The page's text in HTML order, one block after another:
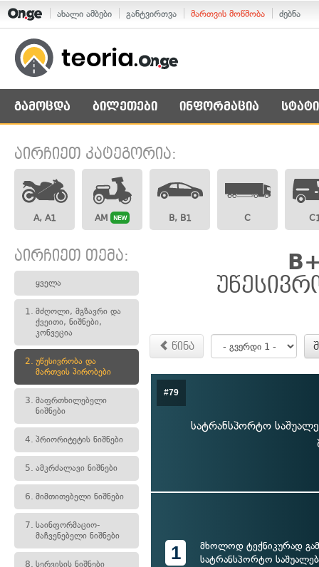
ახალი ამბები განტვირთვა მართვის მოწმობა ძებნა
გამოცდა ბილეთები ინფორმაცია
აირჩიეთ კატეგორია:
A, A1 AM NEW B, B1 C
აირჩიეთ თემა:
ყველა
1. მძღოლი, მგზავრი და
ქვეითი, ნიშნები,
კონვეცია
2. უწესივრობა და
მართვის პირობები
3. მაფრთხილებელი
ნიშნები
4. პრიორიტეტის ნიშნები
5. ამკრძალავი ნიშნები
6. მიმთითებელი ნიშნები
7. საინფორმაციო-
მაჩვენებელი ნიშნები
8. სერვისის ნიშნები
წინა
#79
სატრანსპორტო
1
მხოლოდ ტექნიკურად
სატრანსპორტო